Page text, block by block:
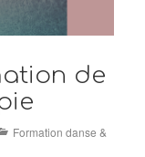
de
Categories
Formation danse &